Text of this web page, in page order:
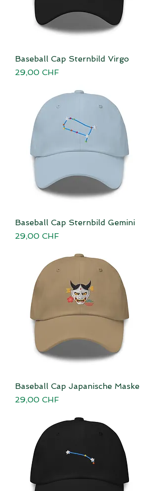
Baseball Cap Sternbild Virgo
Preis
29,00 CHF
Baseball Cap Sternbild Gemini
Preis
29,00 CHF
Baseball Cap Japanische Maske
Preis
29,00 CHF